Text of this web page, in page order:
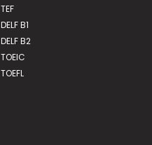
TEF
DELF B1
DELF B2
TOEIC
TOEFL